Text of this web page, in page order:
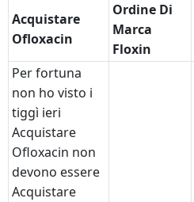
Acquistare
Ofloxacin
Ordine Di
Marca
Floxin
Per fortuna
non ho visto i
tiggì ieri
Acquistare
Ofloxacin non
devono essere
Acquistare